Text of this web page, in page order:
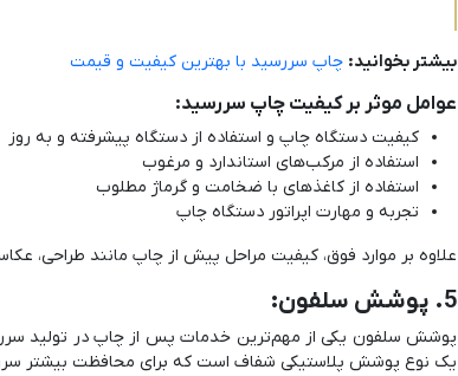
بیشتر بخوانید: چاپ سررسید با بهترین کیفیت و قیمت
عوامل موثر بر کیفیت چاپ سررسید:
کیفیت دستگاه چاپ و استفاده از دستگاه پیشرفته و به روز
استفاده از مرکب‌های استاندارد و مرغوب
استفاده از کاغذهای با ضخامت و گرماژ مطلوب
تجربه و مهارت اپراتور دستگاه چاپ
علاوه بر موارد فوق، کیفیت مراحل پیش از چاپ مانند طراحی،
5. پوشش سلفون:
پوشش سلفون یکی از مهم‌ترین خدمات پس از چاپ در تولید
یک نوع پوشش پلاستیکی شفاف است که برای محافظت بیشتر